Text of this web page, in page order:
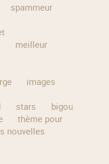
spammeur
meilleur
images
stars bigoudène
thème pour
nouvelles